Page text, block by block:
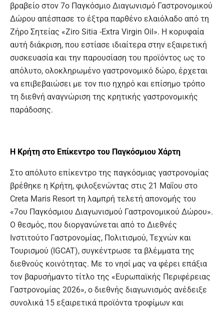
βραβείο στον 7ο Παγκόσμιο Διαγωνισμό Γαστρονομικού
Δώρου απέσπασε το έξτρα παρθένο ελαιόλαδο από τη
Ζήρο Σητείας «Ziro Sitia -Extra Virgin Oil». Η κορυφαία
αυτή διάκριση, που εστίασε ιδιαίτερα στην εξαιρετική
συσκευασία και την παρουσίαση του προϊόντος ως το
απόλυτο, ολοκληρωμένο γαστρονομικό δώρο, έρχεται
να επιβεβαιώσει με τον πιο ηχηρό και επίσημο τρόπο
τη διεθνή αναγνώριση της κρητικής γαστρονομικής
παράδοσης.
Η Κρήτη στο Επίκεντρο του Παγκόσμιου Χάρτη
Στο απόλυτο επίκεντρο της παγκόσμιας γαστρονομίας
βρέθηκε η Κρήτη, φιλοξενώντας στις 21 Μαΐου στο
Creta Maris Resort τη λαμπρή τελετή απονομής του
«7ου Παγκόσμιου Διαγωνισμού Γαστρονομικού Δώρου».
Ο θεσμός, που διοργανώνεται από το Διεθνές
Ινστιτούτο Γαστρονομίας, Πολιτισμού, Τεχνών και
Τουρισμού (IGCAT), συγκέντρωσε τα βλέμματα της
διεθνούς κοινότητας. Με το νησί μας να φέρει επάξια
τον βαρυσήμαντο τίτλο της «Ευρωπαϊκής Περιφέρειας
Γαστρονομίας 2026», ο διεθνής διαγωνισμός ανέδειξε
συνολικά 15 εξαιρετικά προϊόντα τροφίμων και